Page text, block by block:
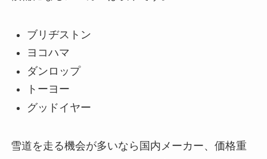
ブリヂストン
ヨコハマ
ダンロップ
トーヨー
グッドイヤー
雪道を走る機会が多いなら国内メーカー、価格重